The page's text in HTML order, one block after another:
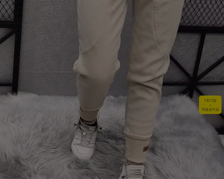
1초가입
+
적립금지급